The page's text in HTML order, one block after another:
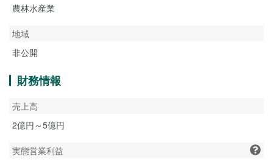
農林水産業
地域
非公開
財務情報
売上高
2億円～5億円
実態営業利益